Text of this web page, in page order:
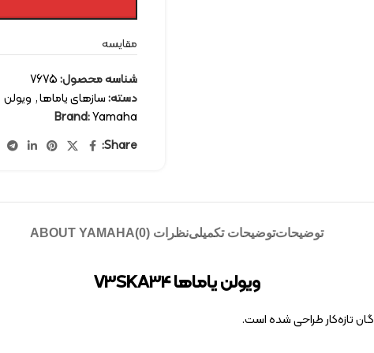
مقایسه
شناسه محصول:7675
دسته:سازهای یاماها, ویولن
Brand:Yamaha
Share:
توضیحاتتوضیحات تکمیلینظرات (0) ABOUT YAMAHA
ویولن یاماها V3SKA34
تازه‌کار طراحی شده است.